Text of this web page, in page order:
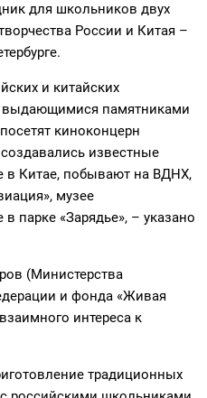
для школьников двух
России и Китая –
и китайских
выдающимися памятниками
киноконцерн
известные
Китае, побывают на ВДНХ,
музее
парке «Зарядье», – указано
(Министерства
и фонда «Живая
интереса к
традиционных